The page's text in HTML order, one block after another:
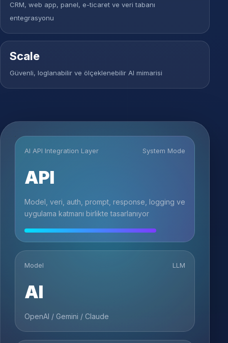
CRM, web app, panel, e-ticaret ve veri tabanı
entegrasyonu
Scale
Güvenli, loglanabilir ve ölçeklenebilir AI mimarisi
AI API Integration Layer System Mode
API
Model, veri, auth, prompt, response, logging ve
uygulama katmanı birlikte tasarlanıyor
Model LLM
AI
OpenAI / Gemini / Claude